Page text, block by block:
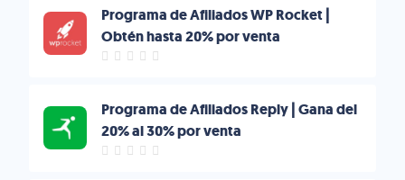
Programa de Afiliados WP Rocket |
Obtén hasta 20% por venta
Programa de Afiliados Reply | Gana del
20% al 30% por venta